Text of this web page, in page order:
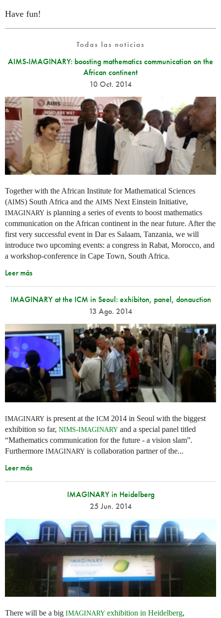
Have fun!
Todas las noticias
AIMS-IMAGINARY: boosting mathematics communication on the
African continent
10 Oct. 2014
Together with the African Institute for Mathematical Sciences
(AIMS) South Africa and the AIMS Next Einstein Initiative,
IMAGINARY is planning a series of events to boost mathematics
communication on the African continent in the near future. After the
first very successful event in Dar es Salaam, Tanzania, we will
introduce two upcoming events: a congress in Rabat, Morocco, and
a workshop-conference in Cape Town, South Africa.
Leer más
IMAGINARY at the ICM in Seoul: exhibiton, panel, donauction
13 Ago. 2014
IMAGINARY is present at the ICM 2014 in Seoul with the biggest
exhibition so far, NIMS-IMAGINARY and a special panel titled
“Mathematics communication for the future - a vision slam”.
Furthermore IMAGINARY is collaboration partner of the...
Leer más
IMAGINARY in Heidelberg
25 Jun. 2014
There will be a big IMAGINARY exhibition in Heidelberg,